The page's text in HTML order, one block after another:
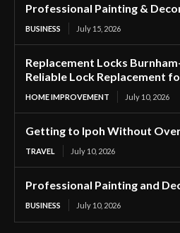
Professional Painting &
BUSINESS July 15, 2026
Replacement Locks
Reliable Lock Replacement
HOME IMPROVEMENT July 10, 2026
Getting to Ipoh Without
TRAVEL July 10, 2026
Professional Painting and
BUSINESS July 10, 2026